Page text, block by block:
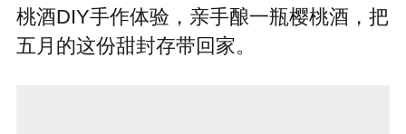
桃酒DIY手作体验，亲手酿一瓶樱桃酒，把
五月的这份甜封存带回家。